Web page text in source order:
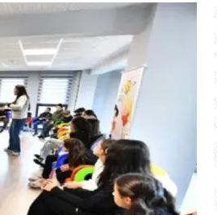
ve Yazılımın Sınırları
Akışı: Gümrük Süreci ve Sonrası